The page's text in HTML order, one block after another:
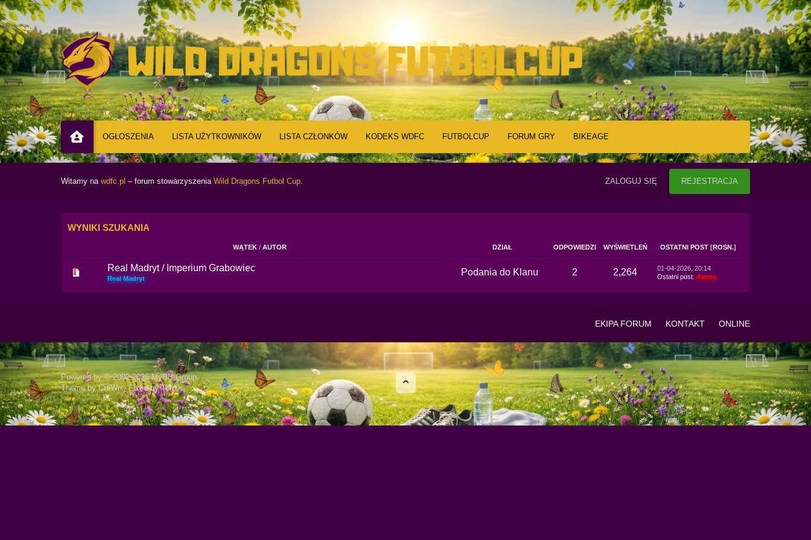
OGŁOSZENIA LISTA UŻYTKOWNIKÓW LISTA CZŁONKÓW KODEKS WDFC FUTBOLCUP FORUM GRY BIKEAGE
ZALOGUJ SIĘ REJESTRACJA
Witamy na wdfc.pl – forum stowarzyszenia Wild Dragons Futbol Cup.
WYNIKI SZUKANIA
WĄTEK /AUTOR DZIAŁ ODPOWIEDZI WYŚWIETLEŃ OSTATNI POST [ROSN.]
Real Madryt / Imperium Grabowiec
Real Madryt
Podania do Klanu 2 2,264
01-04-2026, 20:14
Ostatni post: darros
EKIPA FORUM KONTAKT ONLINE
Powered by © 2002-2026MyBB Group.
Theme byCreWix. Fixed byTomik.